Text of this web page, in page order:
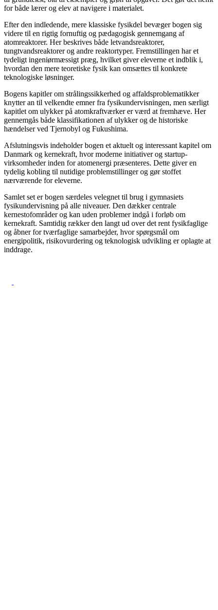
for både lærer og elev at navigere i materialet.
Efter den indledende, mere klassiske fysikdel bevæger bogen sig
videre til en rigtig fornuftig og pædagogisk gennemgang af
atomreaktorer. Her beskrives både letvandsreaktorer,
tungtvandsreaktorer og andre reaktortyper. Fremstillingen har et
tydeligt ingeniørmæssigt præg, hvilket giver eleverne et indblik i,
hvordan den mere teoretiske fysik kan omsættes til konkrete
teknologiske løsninger.
Bogens kapitler om strålingssikkerhed og affaldsproblematikker
knytter an til velkendte emner fra fysikundervisningen, men særligt
kapitlet om ulykker på atomkraftværker er værd at fremhæve. Her
gennemgås både klassifikationen af ulykker og de historiske
hændelser ved Tjernobyl og Fukushima.
Afslutningsvis indeholder bogen et aktuelt og interessant kapitel om
Danmark og kernekraft, hvor moderne initiativer og startup-
virksomheder inden for atomenergi præsenteres. Dette giver en
tydelig kobling til nutidige problemstillinger og gør stoffet
nærværende for eleverne.
Samlet set er bogen særdeles velegnet til brug i gymnasiets
fysikundervisning på alle niveauer. Den dækker centrale
kernestofområder og kan uden problemer indgå i forløb om
kernekraft. Samtidig rækker den langt ud over det rent fysikfaglige
og åbner for tværfaglige samarbejder, hvor spørgsmål om
energipolitik, risikovurdering og teknologisk udvikling er oplagte at
inddrage.